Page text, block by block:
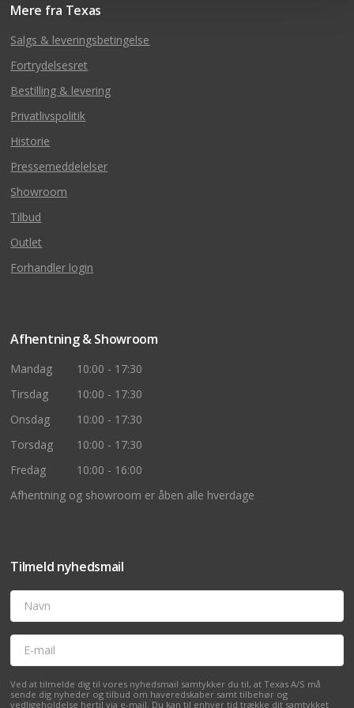
Mere fra Texas
Salgs & leveringsbetingelse
Fortrydelsesret
Bestilling & levering
Privatlivspolitik
Historie
Pressemeddelelser
Showroom
Tilbud
Outlet
Forhandler login
Afhentning & Showroom
Mandag
10:00 - 17:30
Tirsdag
10:00 - 17:30
Onsdag
10:00 - 17:30
Torsdag
10:00 - 17:30
Fredag
10:00 - 16:00
Afhentning og showroom er åben alle hverdage
Tilmeld nyhedsmail
Navn
E-mail
Ved at tilmelde dig til vores nyhedsmail samtykker du til, at Texas A/S må
sende dig nyheder og tilbud om haveredskaber samt tilbehør og
vedligeholdelse hertil via e-mail. Du kan til enhver tid trække dit samtykket